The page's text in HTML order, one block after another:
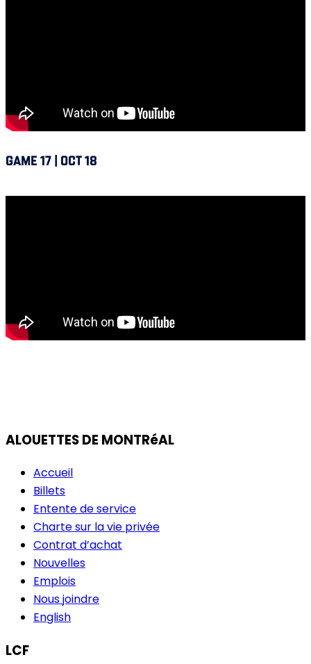
GAME 17 | OCT 18
ALOUETTES DE MONTRéAL
Accueil
Billets
Entente de service
Charte sur la vie privée
Contrat d’achat
Nouvelles
Emplois
Nous joindre
English
LCF